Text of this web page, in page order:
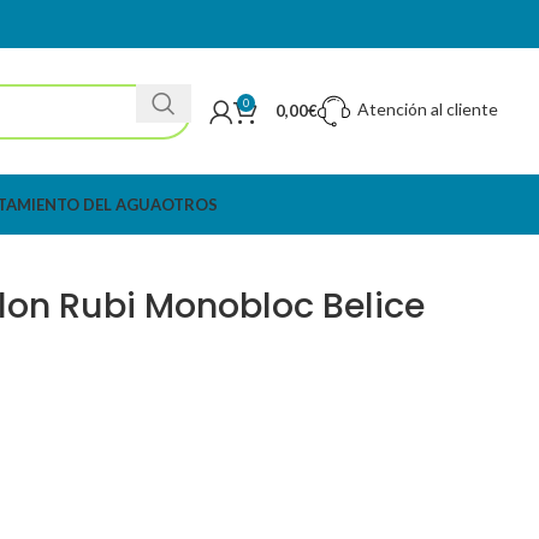
0 0,00€ Atención al cliente
DEL AGUAOTROS
Rubi Monobloc Belice